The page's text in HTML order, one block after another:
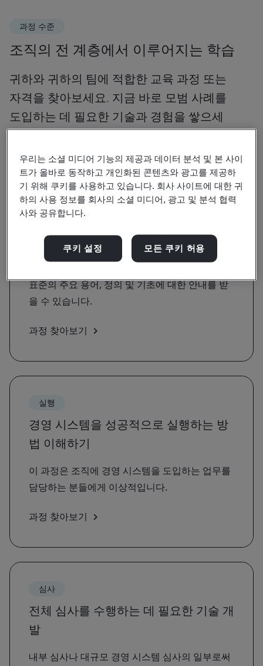
과정 수준
조직의 전 계층에서 이루어지는 학습
귀하와 귀하의 팀에 적합한 교육 과정 또는
자격을 찾아보세요. 지금 바로 모범 사례를
도입하는 데 필요한 기술과 경험을 쌓으세
요.
이해
표준에 대한 인식 제고 및 요구사항 알아
보기
표준의 주요 용어, 정의 및 기초에 대한 안내를 받
을 수 있습니다.
과정 찾아보기
실행
경영 시스템을 성공적으로 실행하는 방
법 이해하기
이 과정은 조직에 경영 시스템을 도입하는 업무를
담당하는 분들에게 이상적입니다.
과정 찾아보기
심사
전체 심사를 수행하는 데 필요한 기술 개
발
내부 심사나 대규모 경영 시스템 심사의 일부로써
우리는 소셜 미디어 기능의 제공과 데이터 분석 및 본 사이
트가 올바로 동작하고 개인화된 콘텐츠와 광고를 제공하
기 위해 쿠키를 사용하고 있습니다. 회사 사이트에 대한 귀
하의 사용 정보를 회사의 소셜 미디어, 광고 및 분석 협력
사와 공유합니다.
쿠키 설정 모든 쿠키 허용